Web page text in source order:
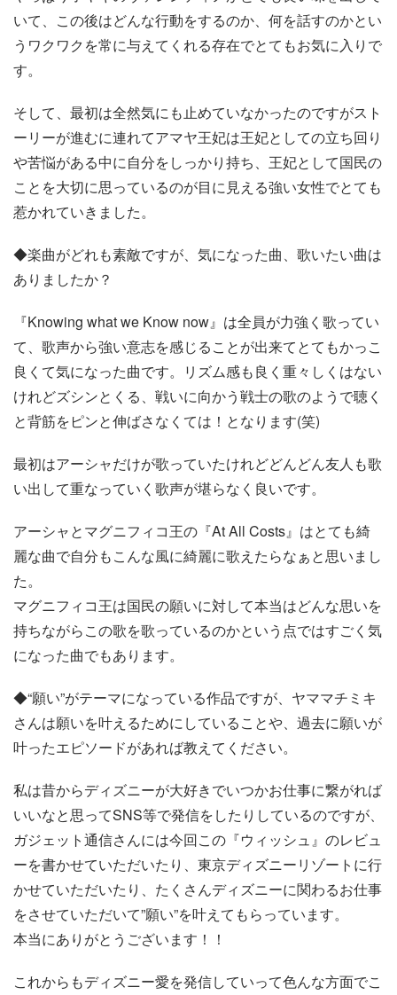
いて、この後はどんな行動をするのか、何を話すのかとい
うワクワクを常に与えてくれる存在でとてもお気に入りで
す。
そして、最初は全然気にも止めていなかったのですがスト
ーリーが進むに連れてアマヤ王妃は王妃としての立ち回り
や苦悩がある中に自分をしっかり持ち、王妃として国民の
ことを大切に思っているのが目に見える強い女性でとても
惹かれていきました。
◆楽曲がどれも素敵ですが、気になった曲、歌いたい曲は
ありましたか？
『Knowing what we Know now』は全員が力強く歌ってい
て、歌声から強い意志を感じることが出来てとてもかっこ
良くて気になった曲です。リズム感も良く重々しくはない
けれどズシンとくる、戦いに向かう戦士の歌のようで聴く
と背筋をピンと伸ばさなくては！となります(笑)
最初はアーシャだけが歌っていたけれどどんどん友人も歌
い出して重なっていく歌声が堪らなく良いです。
アーシャとマグニフィコ王の『At All Costs』はとても綺
麗な曲で自分もこんな風に綺麗に歌えたらなぁと思いまし
た。
マグニフィコ王は国民の願いに対して本当はどんな思いを
持ちながらこの歌を歌っているのかという点ではすごく気
になった曲でもあります。
◆“願い”がテーマになっている作品ですが、ヤママチミキ
さんは願いを叶えるためにしていることや、過去に願いが
叶ったエピソードがあれば教えてください。
私は昔からディズニーが大好きでいつかお仕事に繋がれば
いいなと思ってSNS等で発信をしたりしているのですが、
ガジェット通信さんには今回この『ウィッシュ』のレビュ
ーを書かせていただいたり、東京ディズニーリゾートに行
かせていただいたり、たくさんディズニーに関わるお仕事
をさせていただいて”願い”を叶えてもらっています。
本当にありがとうございます！！
これからもディズニー愛を発信していって色んな方面でこ